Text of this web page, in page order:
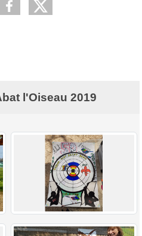
l'Oiseau 2019